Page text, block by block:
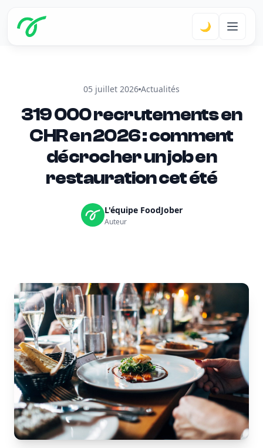
🌙
05 juillet 2026 Actualités
319 000 recrutements en
CHR en 2026 : comment
décrocher un job en
restauration cet été
L'équipe FoodJober
Auteur